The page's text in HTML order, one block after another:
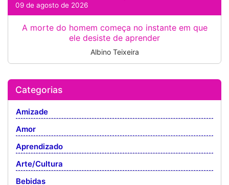
09 de agosto de 2026
A morte do homem começa no instante em que
ele desiste de aprender
Albino Teixeira
Categorias
Amizade
Amor
Aprendizado
Arte/Cultura
Bebidas